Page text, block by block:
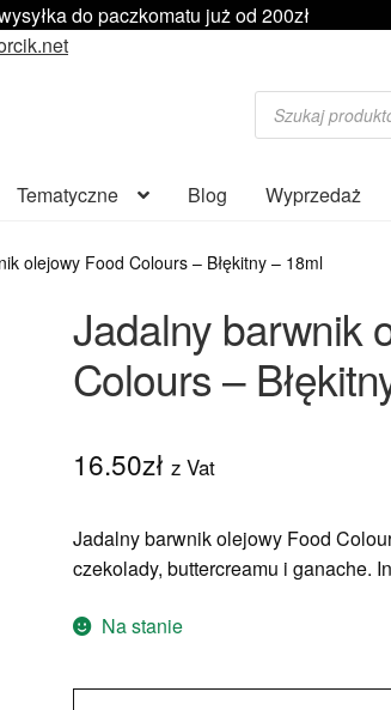
do paczkomatu już od 200zł
Wyszukiwarka
produktów
Tematyczne Blog Wyprzedaż
olejowy Food Colours – Błękitny – 18ml
Jadalny barwnik
Colours –
16.50zł z Vat
Jadalny barwnik olejowy Food
czekolady, buttercreamu i ganache.
Na stanie
ilość